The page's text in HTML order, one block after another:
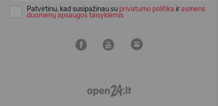
Patvirtinu, kad susipažinau su privatumo politika irasmens
duomenų apsaugos taisyklėmis